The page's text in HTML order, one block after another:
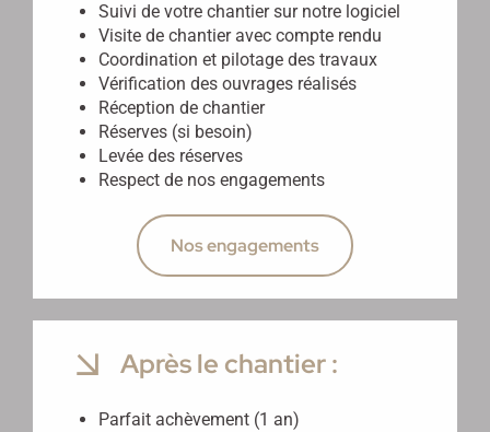
Suivi de votre chantier sur notre logiciel
Visite de chantier avec compte rendu
Coordination et pilotage des travaux
Vérification des ouvrages réalisés
Réception de chantier
Réserves (si besoin)
Levée des réserves
Respect de nos engagements
Nos engagements
Après le chantier :
Parfait achèvement (1 an)